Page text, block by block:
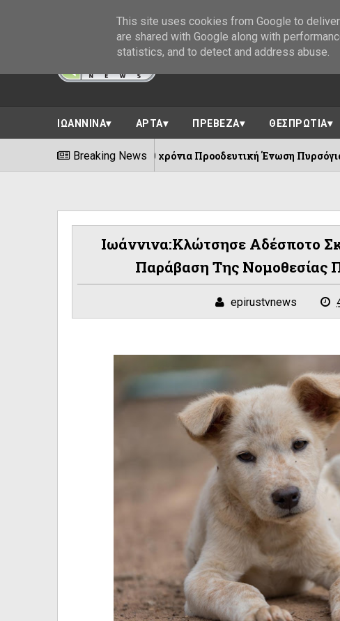
ΙΩΑΝΝΙΝΑ ΑΡΤΑ ΠΡΕΒΕΖΑ ΘΕΣΠΡΩΤΙΑ
Breaking News
100 χρόνια Προοδευτική Ένωση Πυρσόγιαννης
Ιωάννινα:Κλώτσησε Αδέσποτο
Παράβαση Της Νομοθεσίας
epirustvnews
This site uses cookies from Google to
are shared with Google along with
statistics, and to detect and address abuse.